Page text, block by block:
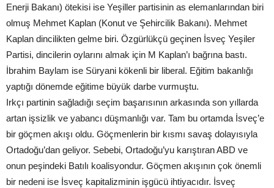
Enerji Bakanı) ötekisi ise Yeşiller partisinin as elemanlarından biri
olmuş Mehmet Kaplan (Konut ve Şehircilik Bakanı). Mehmet
Kaplan dincilikten gelme biri. Özgürlükçü geçinen İsveç Yeşiler
Partisi, dincilerin oylarını almak için M Kaplan’ı bağrına bastı.
İbrahim Baylam ise Süryani kökenli bir liberal. Eğitim bakanlığı
yaptığı dönemde eğitime büyük darbe vurmuştu.
Irkçı partinin sağladığı seçim başarısının arkasında son yıllarda
artan işsizlik ve yabancı düşmanlığı var. Tam bu ortamda İsveç’e
bir göçmen akışı oldu. Göçmenlerin bir kısmı savaş dolayısıyla
Ortadoğu’dan geliyor. Sebebi, Ortadoğu’yu karıştıran ABD ve
onun peşindeki Batılı koalisyondur. Göçmen akışının çok önemli
bir nedeni ise İsveç kapitalizminin işgücü ihtiyacıdır. İsveç